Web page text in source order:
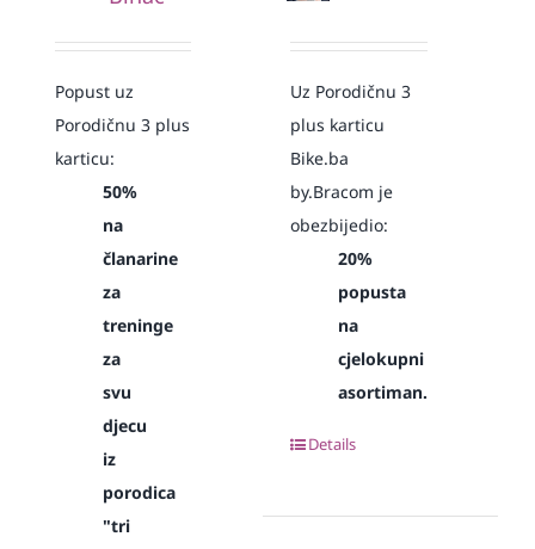
Popust uz
Porodičnu 3 plus
karticu:
50%
na
članarine
za
treninge
za
svu
djecu
iz
porodica
"tri
Uz Porodičnu 3
plus karticu
Bike.ba
by.Bracom je
obezbijedio:
20%
popusta
na
cjelokupni
asortiman.
Details